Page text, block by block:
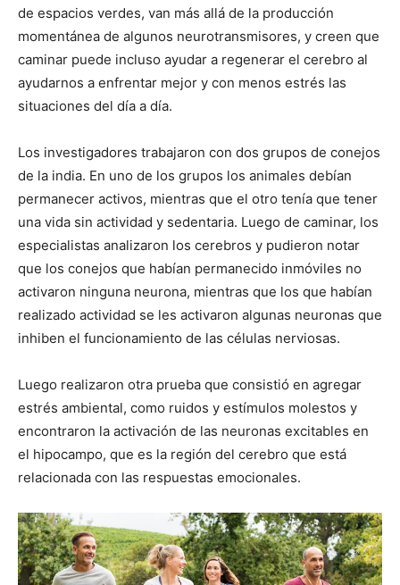
de espacios verdes, van más allá de la producción
momentánea de algunos neurotransmisores, y creen que
caminar puede incluso ayudar a regenerar el cerebro al
ayudarnos a enfrentar mejor y con menos estrés las
situaciones del día a día.
Los investigadores trabajaron con dos grupos de conejos
de la india. En uno de los grupos los animales debían
permanecer activos, mientras que el otro tenía que tener
una vida sin actividad y sedentaria. Luego de caminar, los
especialistas analizaron los cerebros y pudieron notar
que los conejos que habían permanecido inmóviles no
activaron ninguna neurona, mientras que los que habían
realizado actividad se les activaron algunas neuronas que
inhiben el funcionamiento de las células nerviosas.
Luego realizaron otra prueba que consistió en agregar
estrés ambiental, como ruidos y estímulos molestos y
encontraron la activación de las neuronas excitables en
el hipocampo, que es la región del cerebro que está
relacionada con las respuestas emocionales.